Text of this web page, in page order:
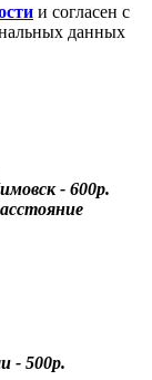
и согласен с
данных
- 600р.
- 500р.